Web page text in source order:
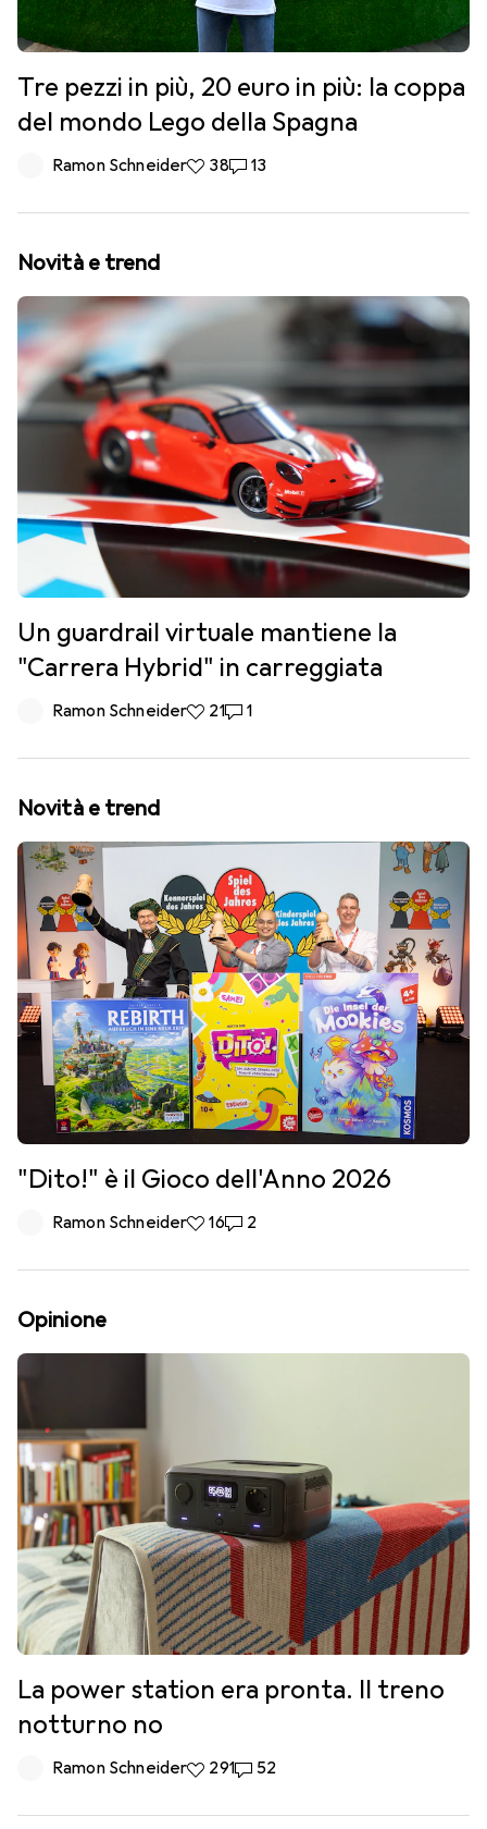
Tre pezzi in più, 20 euro in più: la coppa
del mondo Lego della Spagna
Ramon Schneider38 like
3813 commenti
13
Novità e trend
Un guardrail virtuale mantiene la
"Carrera Hybrid" in carreggiata
Ramon Schneider21 like
211 commento
1
Novità e trend
"Dito!" è il Gioco dell'Anno 2026
Ramon Schneider16 like
162 commenti
2
Opinione
La power station era pronta. Il treno
notturno no
Ramon Schneider291 like
29152 commenti
52